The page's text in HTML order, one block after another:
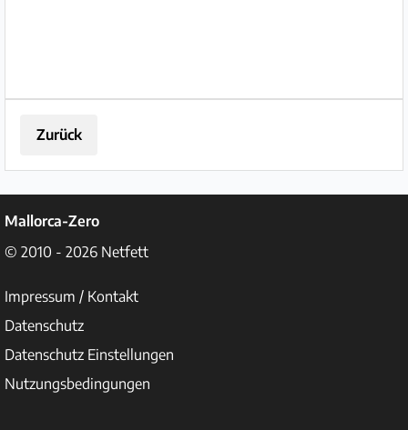
Zurück
Mallorca-Zero
© 2010 - 2026 Netfett
Impressum / Kontakt
Datenschutz
Datenschutz Einstellungen
Nutzungsbedingungen